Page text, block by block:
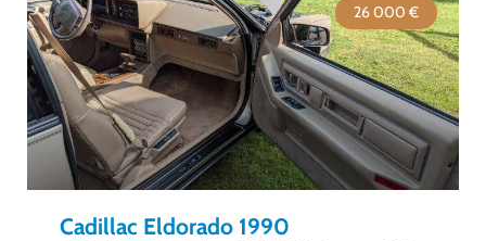
26 000 €
Cadillac Eldorado 1990